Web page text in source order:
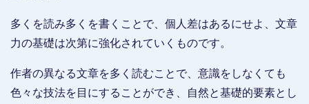
多くを読み多くを書くことで、個人差はあるにせよ、文章
力の基礎は次第に強化されていくものです。
作者の異なる文章を多く読むことで、意識をしなくても
色々な技法を目にすることができ、自然と基礎的要素とし